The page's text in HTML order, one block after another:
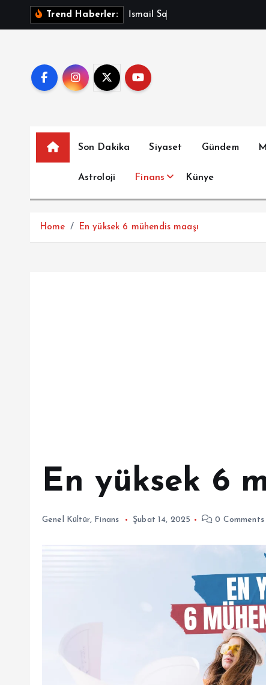
Trend Haberler: sma i Sa
Son Dakika Siyaset Gündem
Astroloji Finans Künye
Home En yüksek 6 mühendis maaşı
En yüksek 6
Genel Kültür, Finans Şubat 14, 2025 0 Comments